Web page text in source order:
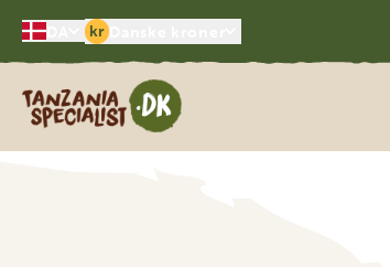
kr
Tanzania Specialist